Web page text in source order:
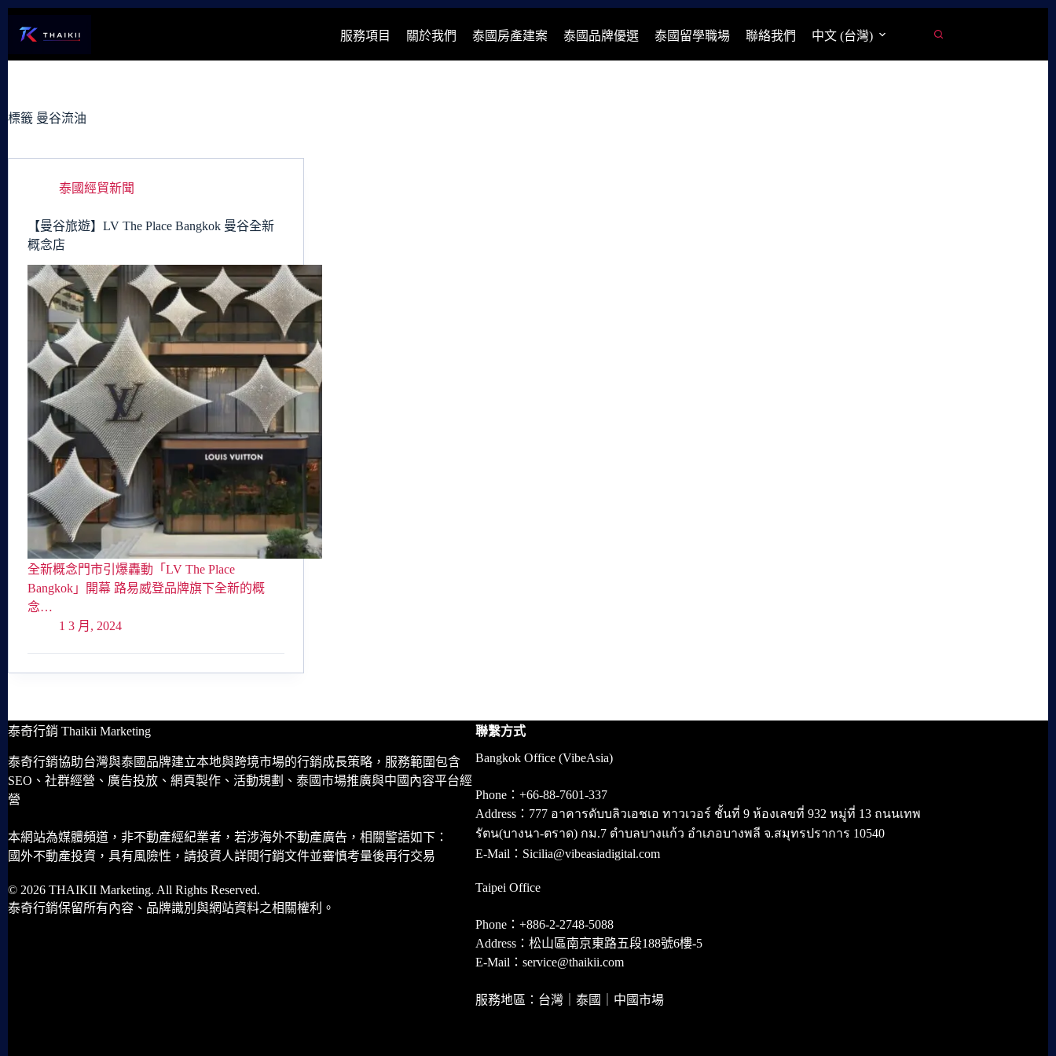
容
服務項目 關於我們 泰國房產建案 泰國品牌優選 泰國留學職場 聯絡我們 中文 (台灣)
標籤 曼谷流油
泰國經貿新聞
【曼谷旅遊】LV The Place Bangkok 曼谷全新
概念店
全新概念門市引爆轟動「LV The Place
Bangkok」開幕 路易威登品牌旗下全新的概
念…
1 3 月, 2024
泰奇行銷 Thaikii Marketing
泰奇行銷協助台灣與泰國品牌建立本地與跨境市場的行銷成長策略，服務範圍包含
SEO、社群經營、廣告投放、網頁製作、活動規劃、泰國市場推廣與中國內容平台經
營
本網站為媒體頻道，非不動產經紀業者，若涉海外不動產廣告，相關警語如下：
國外不動產投資，具有風險性，請投資人詳閱行銷文件並審慎考量後再行交易
© 2026 THAIKII Marketing. All Rights Reserved.
泰奇行銷保留所有內容、品牌識別與網站資料之相關權利。
聯繫方式
Bangkok Office (VibeAsia)
Phone：+66-88-7601-337
Address：777 อาคารดับบลิวเอชเอ ทาวเวอร์ ชั้นที่ 9 ห้องเลขที่ 932 หมู่ที่ 13 ถนนเทพ
รัตน(บางนา-ตราด) กม.7 ตำบลบางแก้ว อำเภอบางพลี จ.สมุทรปราการ 10540
E-Mail：Sicilia@vibeasiadigital.com
Taipei Office
Phone：+886-2-2748-5088
Address：松山區南京東路五段188號6樓-5
E-Mail：service@thaikii.com
服務地區：台灣｜泰國｜中國市場